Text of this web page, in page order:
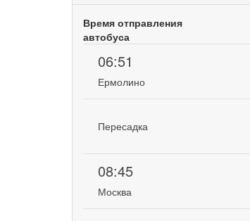
Время отправления
автобуса
06:51
Ермолино
Пересадка
08:45
Москва